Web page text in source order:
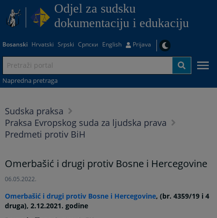
Odjel za sudsku
dokumentaciju i edukaciju
Bosanski Hrvatski Srpski Српски English Prijava
Napredna pretraga
Sudska praksa
Praksa Evropskog suda za ljudska prava
Predmeti protiv BiH
Omerbašić i drugi protiv Bosne i Hercegovine
06.05.2022.
Omerbašić i drugi protiv Bosne i Hercegovine, (br. 4359/19 i 4
druga), 2.12.2021. godine